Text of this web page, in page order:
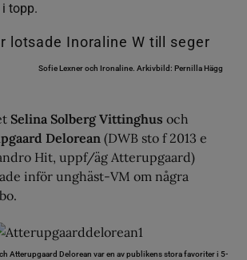
topp.
Sofie Lexner och Ironaline. Arkivbild: Pernilla Hägg
Selina Solberg Vittinghus och
Delorean (DWB sto f 2013 e
Hit, uppf/äg Atterupgaard)
inför unghäst-VM om några
Atterupgaard Delorean var en av publikens stora favoriter i 5-